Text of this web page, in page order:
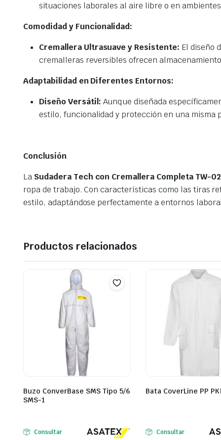
situaciones laborales al aire libre o en
Comodidad y Funcionalidad:
Cremallera Ultrasuave y Resistente: El diseño
cremalleras reversibles ofrecen
Adaptabilidad en Diferentes Entornos:
Diseño Versátil: Aunque diseñada
estilo, funcionalidad y protección en una misma
Conclusión
La Sudadera Tech con Cremallera Completa TW-
ropa de trabajo. Con características como las tiras
estilo, adaptándose perfectamente a entornos
Productos relacionados
Buzo ConverBase SMS Tipo 5/6
SMS-1
Consultar
Bata CoverLine PP
Consultar